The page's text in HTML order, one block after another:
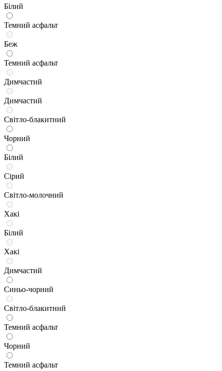
Білий
Темний асфальт
Беж
Темний асфальт
Димчастий
Димчастий
Світло-блакитний
Чорний
Білий
Сірий
Світло-молочний
Хакі
Білий
Хакі
Димчастий
Синьо-чорний
Світло-блакитний
Темний асфальт
Чорний
Темний асфальт